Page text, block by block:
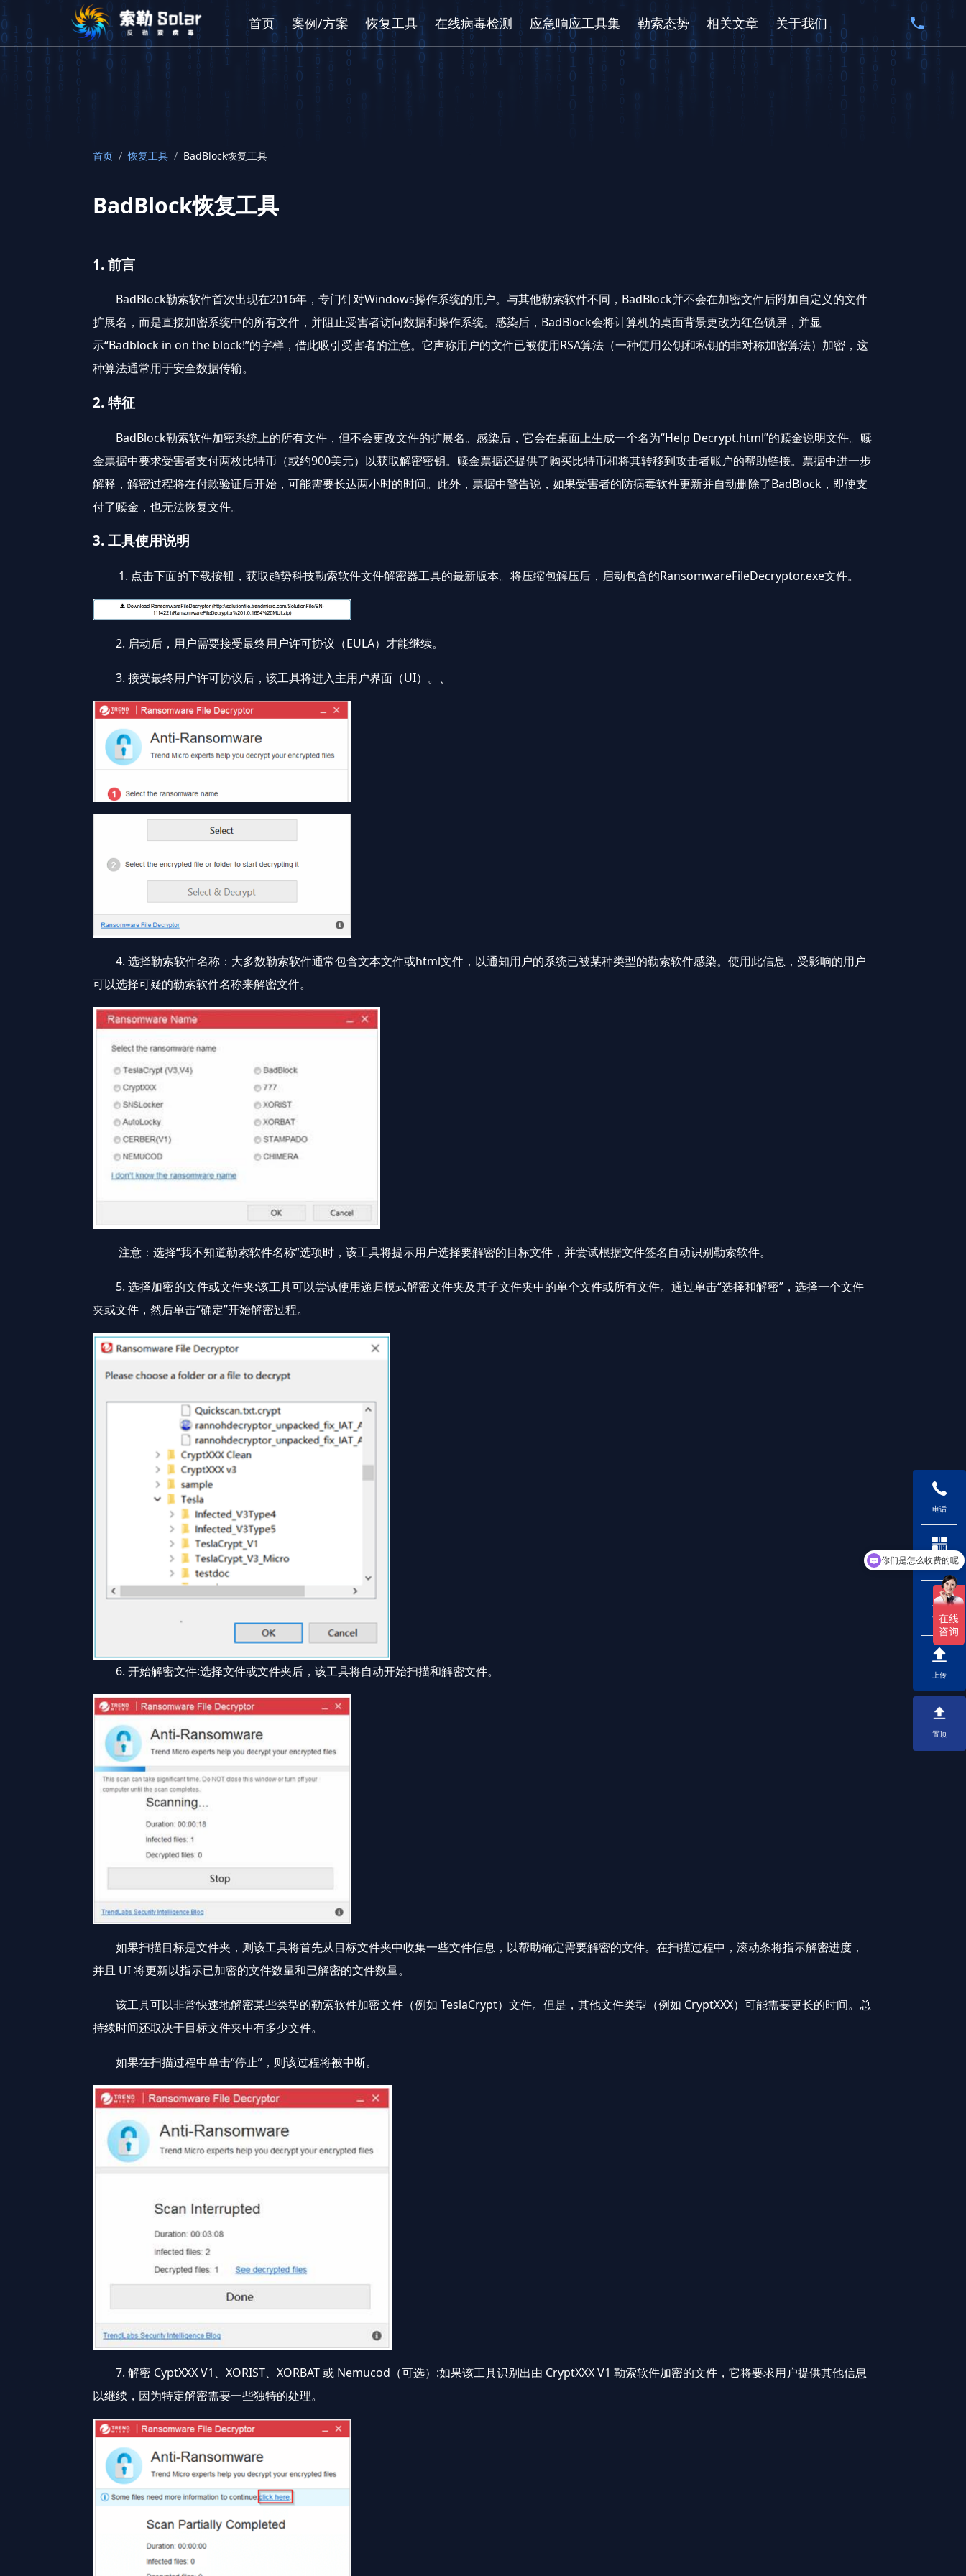
首页 案例/方案 恢复工具 在线病毒检测 应急响应工具集 勒索态势 相关文章 关于我们
首页 / 恢复工具 / BadBlock恢复工具
BadBlock恢复工具
1. 前言
BadBlock勒索软件首次出现在2016年，专门针对Windows操作系统的用户。与其他勒索软件不同，BadBlock并不会在加密文件后附加自定义的文件
扩展名，而是直接加密系统中的所有文件，并阻止受害者访问数据和操作系统。感染后，BadBlock会将计算机的桌面背景更改为红色锁屏，并显
示“Badblock in on the block!”的字样，借此吸引受害者的注意。它声称用户的文件已被使用RSA算法（一种使用公钥和私钥的非对称加密算法）加密，这
种算法通常用于安全数据传输。
2. 特征
BadBlock勒索软件加密系统上的所有文件，但不会更改文件的扩展名。感染后，它会在桌面上生成一个名为“Help Decrypt.html”的赎金说明文件。赎
金票据中要求受害者支付两枚比特币（或约900美元）以获取解密密钥。赎金票据还提供了购买比特币和将其转移到攻击者账户的帮助链接。票据中进一步
解释，解密过程将在付款验证后开始，可能需要长达两小时的时间。此外，票据中警告说，如果受害者的防病毒软件更新并自动删除了BadBlock，即使支
付了赎金，也无法恢复文件。
3. 工具使用说明
1. 点击下面的下载按钮，获取趋势科技勒索软件文件解密器工具的最新版本。将压缩包解压后，启动包含的RansomwareFileDecryptor.exe文件。
2. 启动后，用户需要接受最终用户许可协议（EULA）才能继续。
3. 接受最终用户许可协议后，该工具将进入主用户界面（UI）。、
4. 选择勒索软件名称：大多数勒索软件通常包含文本文件或html文件，以通知用户的系统已被某种类型的勒索软件感染。使用此信息，受影响的用户
可以选择可疑的勒索软件名称来解密文件。
注意：选择“我不知道勒索软件名称”选项时，该工具将提示用户选择要解密的目标文件，并尝试根据文件签名自动识别勒索软件。
5. 选择加密的文件或文件夹:该工具可以尝试使用递归模式解密文件夹及其子文件夹中的单个文件或所有文件。通过单击“选择和解密”，选择一个文件
夹或文件，然后单击“确定”开始解密过程。
6. 开始解密文件:选择文件或文件夹后，该工具将自动开始扫描和解密文件。
如果扫描目标是文件夹，则该工具将首先从目标文件夹中收集一些文件信息，以帮助确定需要解密的文件。在扫描过程中，滚动条将指示解密进度，
并且 UI 将更新以指示已加密的文件数量和已解密的文件数量。
该工具可以非常快速地解密某些类型的勒索软件加密文件（例如 TeslaCrypt）文件。但是，其他文件类型（例如 CryptXXX）可能需要更长的时间。总
持续时间还取决于目标文件夹中有多少文件。
如果在扫描过程中单击“停止”，则该过程将被中断。
7. 解密 CyptXXX V1、XORIST、XORBAT 或 Nemucod（可选）:如果该工具识别出由 CryptXXX V1 勒索软件加密的文件，它将要求用户提供其他信息
以继续，因为特定解密需要一些独特的处理。
电话
二维码
下载
上传
置顶
现在有优惠活动吗